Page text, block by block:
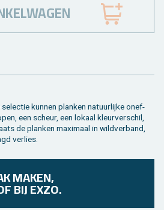
kun­nen plan­ken na­tuur­lij­ke on­ef­
een scheur, een lo­kaal kleur­ver­schil,
de plan­ken maxi­maal in wild­ver­band,
ver­lies.
MAKEN,
BIJ EXZO.